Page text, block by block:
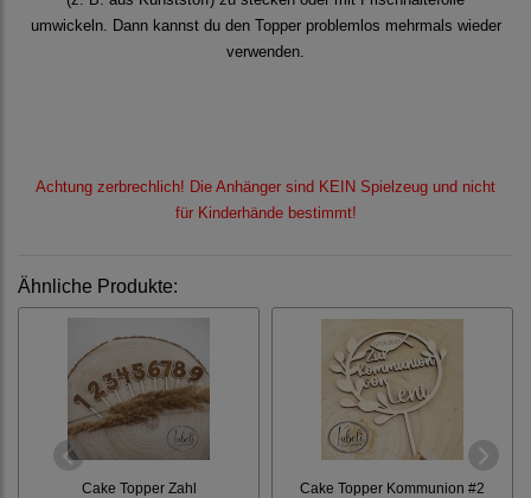
umwickeln. Dann kannst du den Topper problemlos mehrmals wieder
verwenden.
Achtung zerbrechlich! Die Anhänger sind KEIN Spielzeug und nicht
für Kinderhände bestimmt!
Ähnliche Produkte:
Cake Topper Zahl Cake Topper Kommunion #2